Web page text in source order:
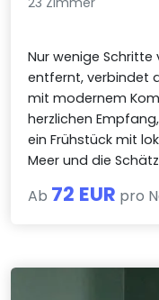
Nur wenige
entfernt, verbindet
mit modernem
herzlichen
ein Frühstück mit
Meer und die
Ab 72 EUR pro